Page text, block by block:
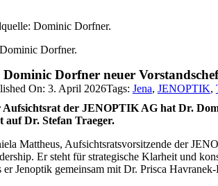
Dominic Dorfner.
Dorfner.
Dominic Dorfner neuer
On: 3. April 2026Tags: Jena, JENOPTIK,
Aufsichtsrat der JENOPTIK AG hat Dr.
auf Dr. Stefan Traeger.
Mattheus, Aufsichtsratsvorsitzende der
Er steht für strategische Klarheit und
er Jenoptik gemeinsam mit Dr. Prisca